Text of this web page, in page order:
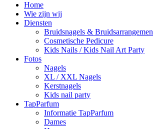
Home
Wie zijn wij
Diensten
Bruidsnagels &
Cosmetische Pedicure
Kids Nails / Kids Nail Art Party
Fotos
Nagels
XL / XXL Nagels
Kerstnagels
Kids nail party
TapParfum
Informatie TapParfum
Dames